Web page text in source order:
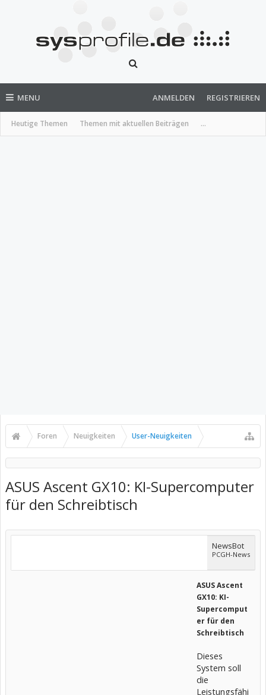
MENU
Heutige Themen Themen mit aktuellen Beiträgen ...
ANMELDEN REGISTRIEREN
Foren Neuigkeiten User-Neuigkeiten
ASUS Ascent GX10: KI-Supercomputer
für den Schreibtisch
NewsBot
PCGH-News
ASUS Ascent
GX10: KI-
Supercomput
er für den
Schreibtisch
Dieses
System soll
die
Leistungsfähi